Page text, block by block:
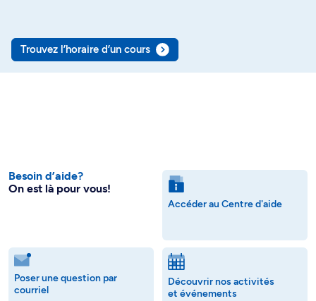
Trouvez l’horaire d’un cours
Besoin d’aide?
On est là pour vous!
Accéder au Centre d'aide
Poser une question par
courriel
Découvrir nos activités
et événements